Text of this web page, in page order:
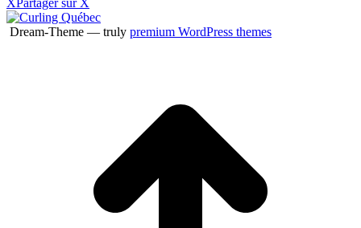
Dream-Theme — truly premium WordPress themes